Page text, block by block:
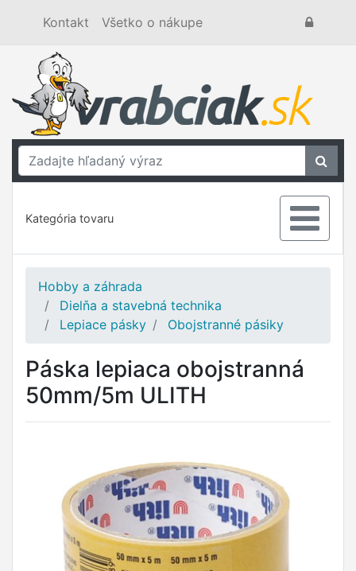
Kontakt Všetko o nákupe
Kategória tovaru
Hobby a záhrada
Dielňa a stavebná technika
Lepiace pásky
Obojstranné pásiky
Páska lepiaca obojstranná
50mm/5m ULITH